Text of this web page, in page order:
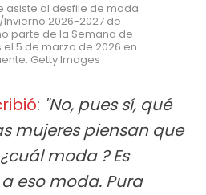
asiste al desfile de moda
2026-2027 de
parte de la Semana de
el 5 de marzo de 2026 en
Getty Images
: "No, pues sí, qué
mujeres piensan que
moda ? Es
eso moda. Pura